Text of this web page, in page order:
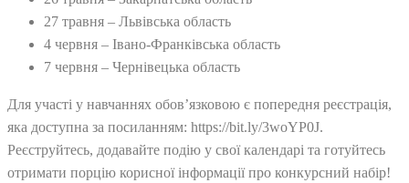
27 травня – Львівська область
4 червня – Івано-Франківська область
7 червня – Чернівецька область
Для участі у навчаннях обов’язковою є попередня реєстрація,
яка доступна за посиланням: https://bit.ly/3woYP0J.
Реєструйтесь, додавайте подію у свої календарі та готуйтесь
отримати порцію корисної інформації про конкурсний набір!